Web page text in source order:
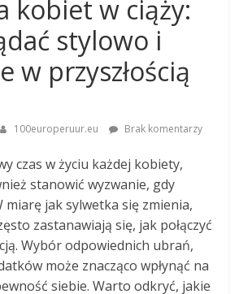
kobiet w ciąży:
stylowo i
w przyszłością
100europeruur.eu Brak komentarzy
czas w życiu każdej kobiety,
stanowić wyzwanie, gdy
miarę jak sylwetka się zmienia,
zastanawiają się, jak połączyć
Wybór odpowiednich ubrań,
może znacząco wpłynąć na
siebie. Warto odkryć, jakie